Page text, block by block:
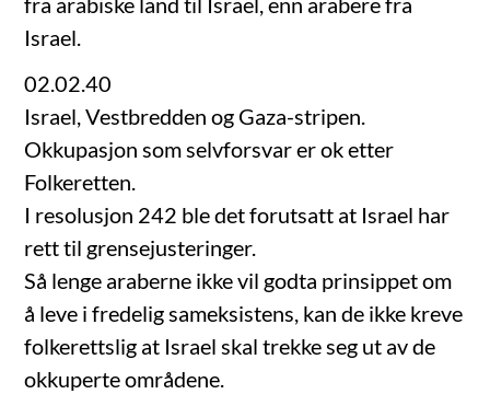
Israel.
02.02.40
Israel, Vestbredden og Gaza-stripen.
Okkupasjon som selvforsvar er ok etter
Folkeretten.
I resolusjon 242 ble det forutsatt at Israel har
rett til grensejusteringer.
Så lenge araberne ikke vil godta prinsippet om
å leve i fredelig sameksistens, kan de ikke kreve
folkerettslig at Israel skal trekke seg ut av de
okkuperte områdene.